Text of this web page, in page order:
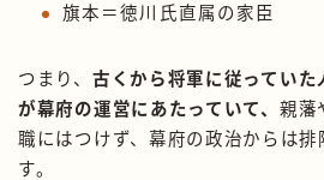
旗本＝徳川氏直属の家臣
つまり、 古くから将軍に従っていた
が幕府の運営にあたっていて、 親藩
職にはつけず、幕府の政治からは
す。